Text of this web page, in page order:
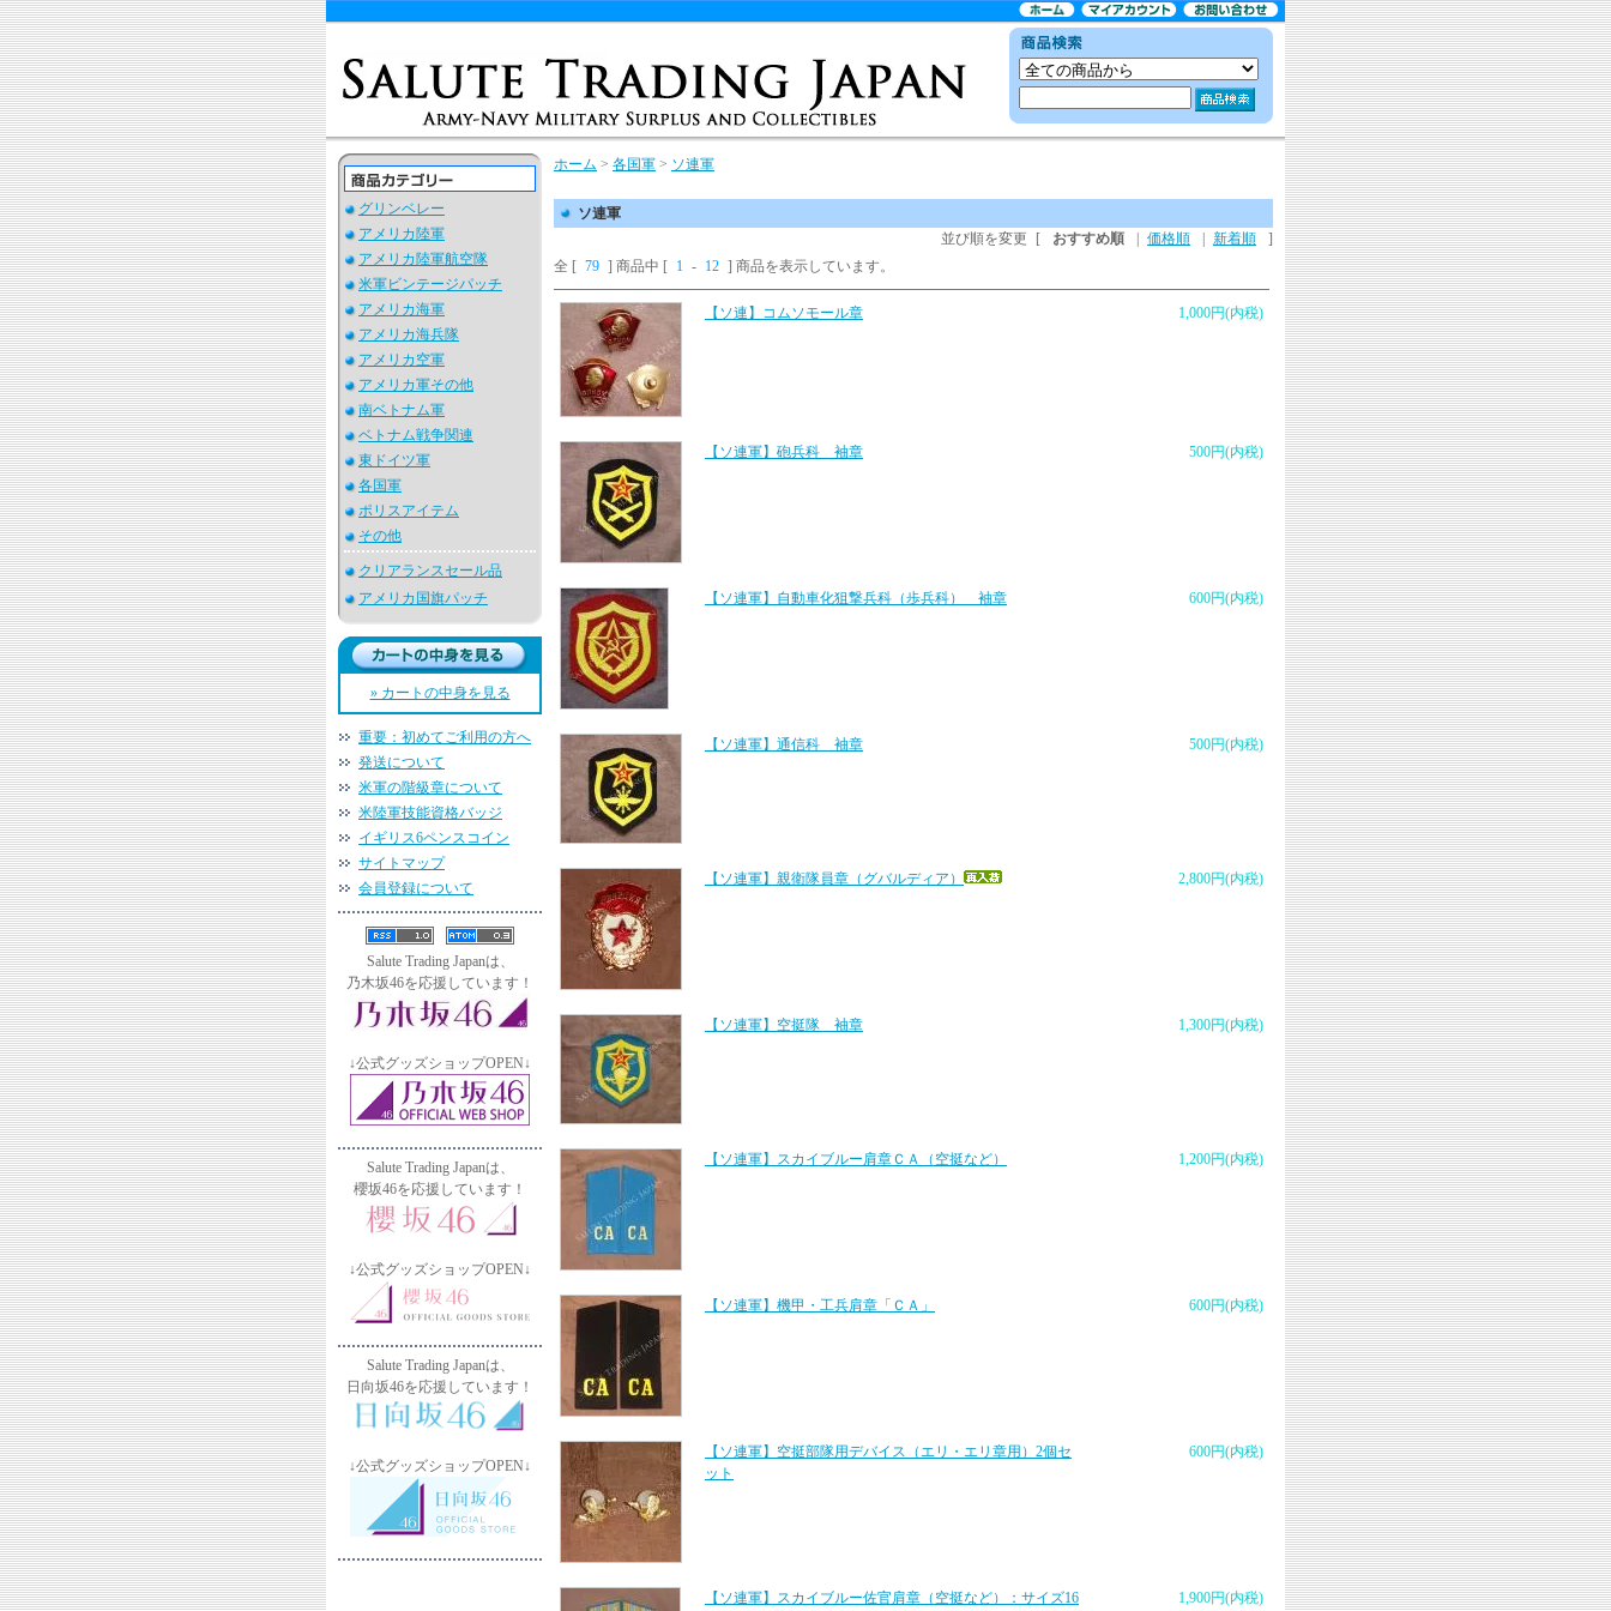
グリンベレー
アメリカ陸軍
アメリカ陸軍航空隊
米軍ビンテージパッチ
アメリカ海軍
アメリカ海兵隊
アメリカ空軍
アメリカ軍その他
南ベトナム軍
ベトナム戦争関連
東ドイツ軍
各国軍
ポリスアイテム
その他
クリアランスセール品
アメリカ国旗パッチ
» カートの中身を見る
重要：初めてご利用の方へ
発送について
米軍の階級章について
米陸軍技能資格バッジ
イギリス6ペンスコイン
サイトマップ
会員登録について
Salute Trading Japanは、
乃木坂46を応援しています！
↓公式グッズショップOPEN↓
Salute Trading Japanは、
櫻坂46を応援しています！
↓公式グッズショップOPEN↓
Salute Trading Japanは、
日向坂46を応援しています！
↓公式グッズショップOPEN↓
ホーム > 各国軍 > ソ連軍
ソ連軍
並び順を変更
[ おすすめ順 価格順 新着順
]
全 [ 79 ] 商品中 [ 1 - 12 ] 商品を表示しています。
1,000円(内税)
【ソ連】コムソモール章
500円(内税)
【ソ連軍】砲兵科 袖章
600円(内税)
【ソ連軍】自動車化狙撃兵科（歩兵科） 袖章
500円(内税)
【ソ連軍】通信科 袖章
2,800円(内税)
【ソ連軍】親衛隊員章（グバルディア）
1,300円(内税)
【ソ連軍】空挺隊 袖章
1,200円(内税)
【ソ連軍】スカイブルー肩章ＣＡ（空挺など）
600円(内税)
【ソ連軍】機甲・工兵肩章「ＣＡ」
600円(内税)
【ソ連軍】空挺部隊用デバイス（エリ・エリ章用）2個セ
ット
1,900円(内税)
【ソ連軍】スカイブルー佐官肩章（空挺など）：サイズ16